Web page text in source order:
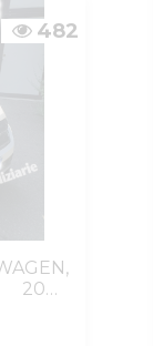
482
2020